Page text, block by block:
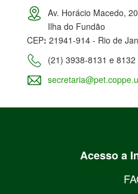
Av. Horácio Macedo,
Ilha do Fundão
CEP: 21941-914 - Rio de
(21) 3938-8131 e 8132
Acesso a